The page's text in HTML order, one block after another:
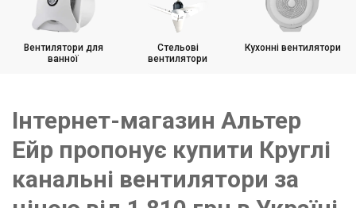
Канальні вентилятори зі звукоізоляцією
Вентилятори для
ванної
Стельові
вентилятори
Кухонні вентилятори
Інтернет-магазин Альтер
Ейр пропонує купити Круглі
канальні вентилятори за